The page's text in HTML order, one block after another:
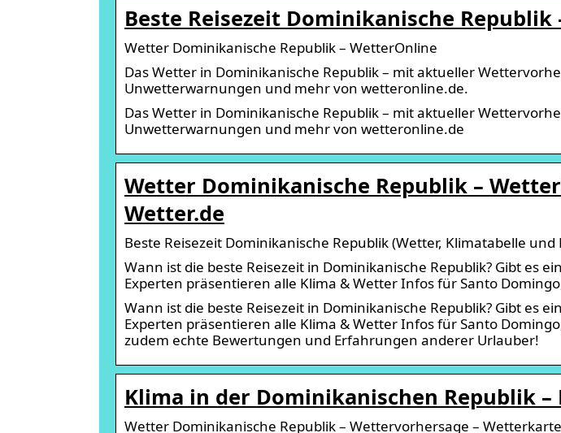
Beste Reisezeit Dominikanische Republik
Wetter Dominikanische Republik – WetterOnline
Das Wetter in Dominikanische Republik – mit aktueller
Unwetterwarnungen und mehr von wetteronline.de.
Das Wetter in Dominikanische Republik – mit aktueller
Unwetterwarnungen und mehr von wetteronline.de
Wetter Dominikanische Republik –
Wetter.de
Beste Reisezeit Dominikanische Republik (Wetter, Klimatabelle
Wann ist die beste Reisezeit in Dominikanische Republik? Gibt es
Experten präsentieren alle Klima & Wetter Infos für Santo
Wann ist die beste Reisezeit in Dominikanische Republik? Gibt es
Experten präsentieren alle Klima & Wetter Infos für Santo
zudem echte Bewertungen und Erfahrungen anderer Urlauber!
Klima in der Dominikanischen Republik –
Wetter Dominikanische Republik – Wettervorhersage –